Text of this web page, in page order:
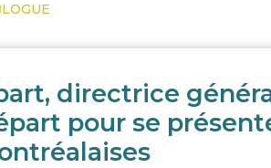
directrice
pour se